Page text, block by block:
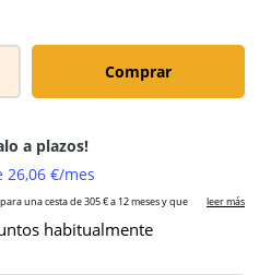
Comprar
habitualmente